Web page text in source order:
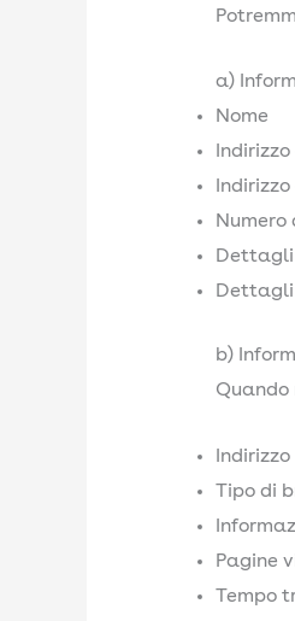
a)
Nome
Numero
Dettagli
Dettagli
b)
Indirizzo
Tipo di
Pagine
Tempo